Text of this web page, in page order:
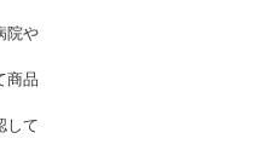
院や
商品
して